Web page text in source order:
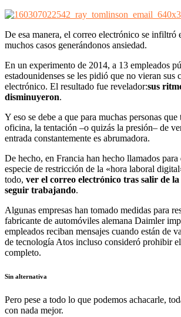
De esa manera, el correo electrónico se infiltró
muchos casos generándonos ansiedad.
En un experimento de 2014, a 13 empleados
estadounidenses se les pidió que no vieran sus
electrónico. El resultado fue revelador:sus
disminuyeron.
Y eso se debe a que para muchas personas
oficina, la tentación –o quizás la presión– de
entrada constantemente es abrumadora.
De hecho, en Francia han hecho llamados para
especie de restricción de la «hora laboral
todo, ver el correo electrónico tras salir de la
seguir trabajando.
Algunas empresas han tomado medidas para
fabricante de automóviles alemana Daimler
empleados reciban mensajes cuando están de
de tecnología Atos incluso consideró prohibir
completo.
Sin alternativa
Pero pese a todo lo que podemos achacarle,
con nada mejor.